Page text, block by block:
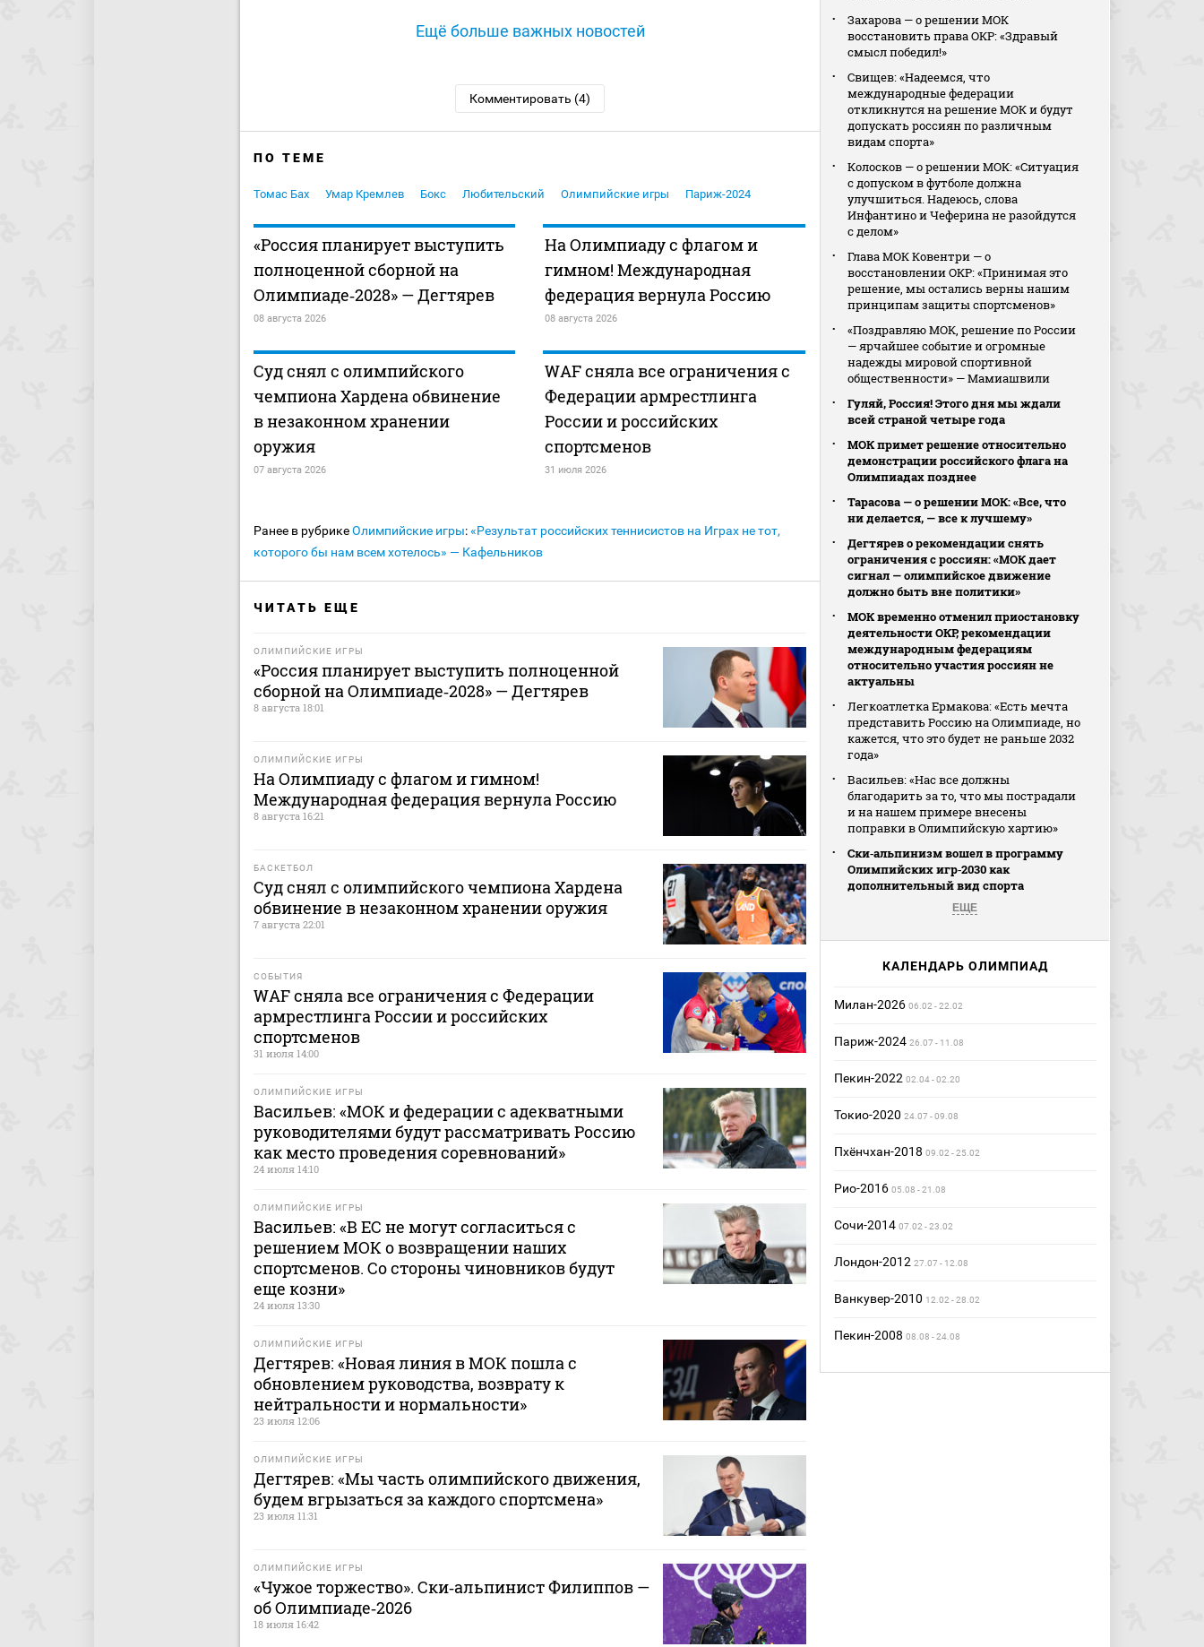
Ещё больше важных новостей
Комментировать (4)
ПО ТЕМЕ
Томас Бах Умар Кремлев Бокс Любительский Олимпийские игры Париж-2024
«Россия планирует выступить
полноценной сборной на
Олимпиаде‑2028» — Дегтярев
08 августа 2026
На Олимпиаду с флагом и
гимном! Международная
федерация вернула Россию
08 августа 2026
Суд снял с олимпийского
чемпиона Хардена обвинение
в незаконном хранении
оружия
07 августа 2026
WAF сняла все ограничения с
Федерации армрестлинга
России и российских
спортсменов
31 июля 2026
Ранее в рубрикеОлимпийские игры:«Результат российских теннисистов на Играх не тот,
которого бы нам всем хотелось» — Кафельников
ЧИТАТЬ ЕЩЕ
ОЛИМПИЙСКИЕ ИГРЫ
«Россия планирует выступить полноценной
сборной на Олимпиаде‑2028» — Дегтярев
8 августа 18:01
ОЛИМПИЙСКИЕ ИГРЫ
На Олимпиаду с флагом и гимном!
Международная федерация вернула Россию
8 августа 16:21
БАСКЕТБОЛ
Суд снял с олимпийского чемпиона Хардена
обвинение в незаконном хранении оружия
7 августа 22:01
СОБЫТИЯ
WAF сняла все ограничения с Федерации
армрестлинга России и российских
спортсменов
31 июля 14:00
ОЛИМПИЙСКИЕ ИГРЫ
Васильев: «МОК и федерации с адекватными
руководителями будут рассматривать Россию
как место проведения соревнований»
24 июля 14:10
ОЛИМПИЙСКИЕ ИГРЫ
Васильев: «В ЕС не могут согласиться с
решением МОК о возвращении наших
спортсменов. Со стороны чиновников будут
еще козни»
24 июля 13:30
ОЛИМПИЙСКИЕ ИГРЫ
Дегтярев: «Новая линия в МОК пошла с
обновлением руководства, возврату к
нейтральности и нормальности»
23 июля 12:06
ОЛИМПИЙСКИЕ ИГРЫ
Дегтярев: «Мы часть олимпийского движения,
будем вгрызаться за каждого спортсмена»
23 июля 11:31
ОЛИМПИЙСКИЕ ИГРЫ
«Чужое торжество». Ски‑альпинист Филиппов —
об Олимпиаде‑2026
18 июля 16:42
Захарова — о решении МОК
восстановить права ОКР: «Здравый
смысл победил!»
Свищев: «Надеемся, что
международные федерации
откликнутся на решение МОК и будут
допускать россиян по различным
видам спорта»
Колосков — о решении МОК: «Ситуация
с допуском в футболе должна
улучшиться. Надеюсь, слова
Инфантино и Чеферина не разойдутся
с делом»
Глава МОК Ковентри — о
восстановлении ОКР: «Принимая это
решение, мы остались верны нашим
принципам защиты спортсменов»
«Поздравляю МОК, решение по России
— ярчайшее событие и огромные
надежды мировой спортивной
общественности» — Мамиашвили
Гуляй, Россия! Этого дня мы ждали
всей страной четыре года
МОК примет решение относительно
демонстрации российского флага на
Олимпиадах позднее
Тарасова — о решении МОК: «Все, что
ни делается, — все к лучшему»
Дегтярев о рекомендации снять
ограничения с россиян: «МОК дает
сигнал — олимпийское движение
должно быть вне политики»
МОК временно отменил приостановку
деятельности ОКР, рекомендации
международным федерациям
относительно участия россиян не
актуальны
Легкоатлетка Ермакова: «Есть мечта
представить Россию на Олимпиаде, но
кажется, что это будет не раньше 2032
года»
Васильев: «Нас все должны
благодарить за то, что мы пострадали
и на нашем примере внесены
поправки в Олимпийскую хартию»
Ски‑альпинизм вошел в программу
Олимпийских игр‑2030 как
дополнительный вид спорта
ЕЩЕ
КАЛЕНДАРЬ ОЛИМПИАД
Милан-2026 06.02 - 22.02
Париж-2024 26.07 - 11.08
Пекин-2022 02.04 - 02.20
Токио-2020 24.07 - 09.08
Пхёнчхан-2018 09.02 - 25.02
Рио-2016 05.08 - 21.08
Сочи-2014 07.02 - 23.02
Лондон-2012 27.07 - 12.08
Ванкувер-2010 12.02 - 28.02
Пекин-2008 08.08 - 24.08